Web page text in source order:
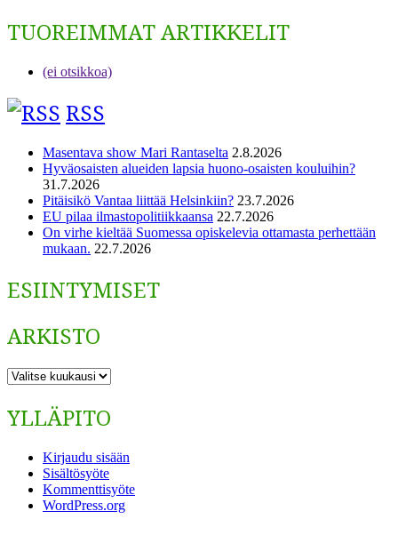
TUOREIMMAT ARTIKKELIT
(ei otsikkoa)
RSS
Masentava show Mari Rantaselta 2.8.2026
Hyväosaisten alueiden lapsia huono-osaisten kouluihin?
31.7.2026
Pitäisikö Vantaa liittää Helsinkiin? 23.7.2026
EU pilaa ilmastopolitiikkaansa 22.7.2026
On virhe kieltää Suomessa opiskelevia ottamasta perhettään
mukaan. 22.7.2026
ESIINTYMISET
ARKISTO
ARKISTO
YLLÄPITO
Kirjaudu sisään
Sisältösyöte
Kommenttisyöte
WordPress.org